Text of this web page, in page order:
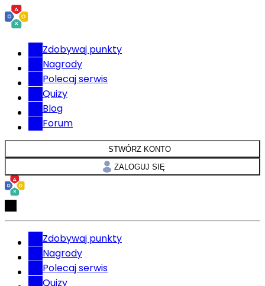
Zdobywaj punkty
Nagrody
Polecaj serwis
Quizy
Blog
Forum
STWÓRZ KONTO
ZALOGUJ SIĘ
Zdobywaj punkty
Nagrody
Polecaj serwis
Quizy